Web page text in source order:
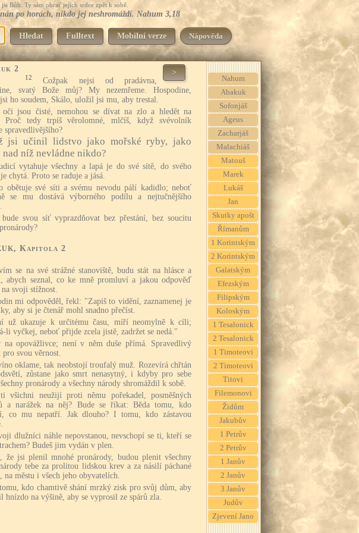
Bůh. Ty sám obrať jejich srdce zpět k sobě.
po horách, nikdo jej neshromáždí. Nahum 3,18
Hledat Fulltext Mobilní verze Nápověda
2 >
12
Cožpak nejsi od pradávna,
svatý Bože můj? My nezemřeme. Hospodine,
ho soudem, Skálo, uložil jsi mu, aby trestal.
oči jsou čisté, nemohou se dívat na zlo a hledět na
Proč tedy trpíš věrolomné, mlčíš, když svévolník
spravedlivějšího?
jsi učinil lidstvo jako mořské ryby, jako
nad níž nevládne nikdo?
vytahuje všechny a lapá je do své sítě, do svého
chytá. Proto se raduje a jásá.
obětuje své síti a svému nevodu pálí kadidlo; neboť
se mu dostává výborného podílu a nejtučnějšího
bude svou síť vyprazdňovat bez přestání, bez soucitu
, Kapitola 2
se na své strážné stanoviště, budu stát na hlásce a
abych seznal, co ke mně promluví a jakou odpověď
svoji stížnost.
mi odpověděl, řekl: "Zapiš to vidění, zaznamenej je
aby si je čtenář mohl snadno přečíst.
už ukazuje k určitému času, míří neomylně k cíli;
li vyčkej, neboť přijde zcela jistě, zadržet se nedá."
na opovážlivce; není v něm duše přímá. Spravedlivý
pro svou věrnost.
oklame, tak neobstojí troufalý muž. Rozevírá chřtán
zůstane jako smrt nenasytný, i kdyby pro sebe
pronárody a všechny národy shromáždil k sobě.
všichni neužijí proti němu pořekadel, posměšných
a narážek na něj? Bude se říkat: Běda tomu, kdo
co mu nepatří. Jak dlouho? I tomu, kdo zástavou
dlužníci náhle nepovstanou, nevschopí se ti, kteří se
Budeš jim vydán v plen.
že jsi plenil mnohé pronárody, budou plenit všechny
tebe za prolitou lidskou krev a za násilí páchané
na městu i všech jeho obyvatelích.
kdo chamtivě shání mrzký zisk pro svůj dům, aby
hnízdo na výšině, aby se vyprosil ze spárů zla.
Nahum
Abakuk
Sofonjáš
Ageus
Zacharjáš
Malachiáš
Matouš
Marek
Lukáš
Jan
Skutky apošt
Římanům
1 Korintským
2 Korintským
Galatským
Efezským
Filipským
Koloským
1 Tesalonick
2 Tesalonick
1 Timoteovi
2 Timoteovi
Titovi
Filemonovi
Židům
Jakubův
1 Petrův
2 Petrův
1 Janův
2 Janův
3 Janův
Judův
Zjevení Jano